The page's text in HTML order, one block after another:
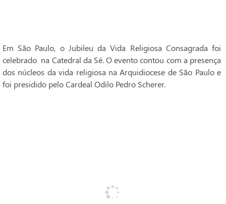
Em São Paulo, o Jubileu da Vida Religiosa Consagrada foi
celebrado na Catedral da Sé. O evento contou com a presença
dos núcleos da vida religiosa na Arquidiocese de São Paulo e
foi presidido pelo Cardeal Odilo Pedro Scherer.